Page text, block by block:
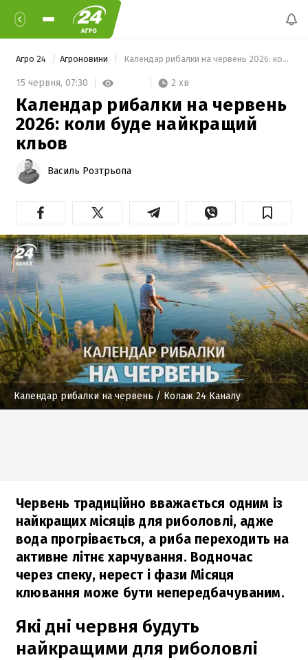
Агро 24 Агроновини Календар рибалки на червень 2026: коли буде найкращий кльов
15 червня, 07:30 2 хв
Календар рибалки на червень
2026: коли буде найкращий
кльов
Василь Розтрьопа
Календар рибалки на червень / Колаж 24 Каналу
Червень традиційно вважається одним із
найкращих місяців для риболовлі, адже
вода прогрівається, а риба переходить на
активне літнє харчування. Водночас
через спеку, нерест і фази Місяця
клювання може бути непередбачуваним.
Які дні червня будуть
найкращими для риболовлі